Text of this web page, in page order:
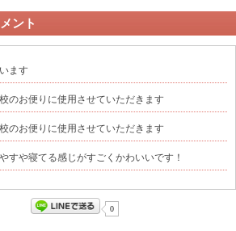
ント
ます
のお便りに使用させていただきます
のお便りに使用させていただきます
すや寝てる感じがすごくかわいいです！
0